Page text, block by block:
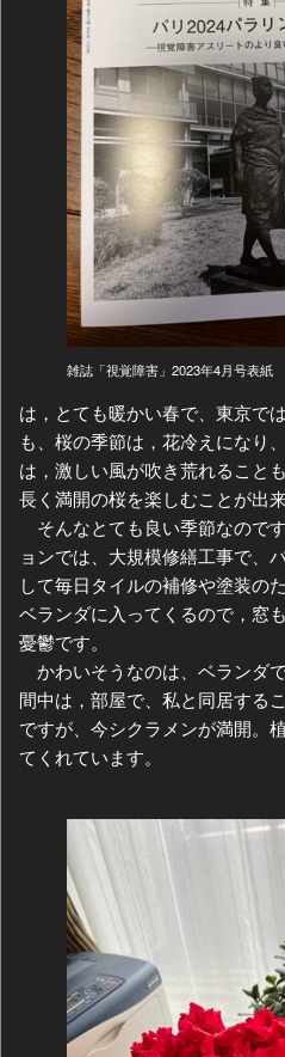
雑誌「視覚障害」2023年4月号表紙
は，とても暖かい春で、東京で
も、桜の季節は，花冷えになり
は，激しい風が吹き荒れること
長く満開の桜を楽しむことが出来
そんなとても良い季節なので
ョンでは、大規模修繕工事で、
して毎日タイルの補修や塗装の
ベランダに入ってくるので，窓
憂鬱です。
かわいそうなのは、ベランダ
間中は，部屋で、私と同居する
ですが、今シクラメンが満開。
てくれています。